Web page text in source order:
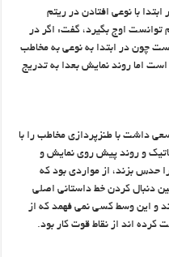
با نوعی افتادن در ریتم
توانست اوج بگیرد، گفت: اگر در
چون در ابتدا به نوعی به مخاطب
اما روند نمایش بعدا به تدریج
داشت با طنزپردازی مخاطب را با
و روند پیش روی نمایش و
حدس بزند، از مواردی بود که
دنبال کردن خط داستانی اصلی
و این وسط کسی نمی فهمد که از
کرده اند از نقاط قوت کار بود.